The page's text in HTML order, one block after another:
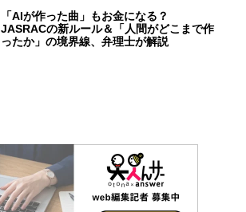
「AIが作った曲」もお金になる？
JASRACの新ルール＆「人間がどこまで作
ったか」の境界線、弁理士が解説